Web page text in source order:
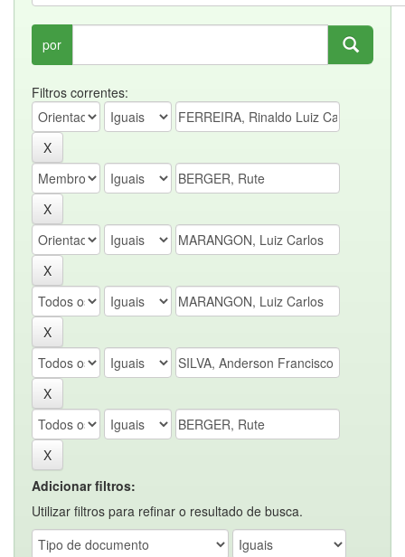
por
Filtros correntes:
Adicionar filtros:
Utilizar filtros para refinar o resultado de busca.